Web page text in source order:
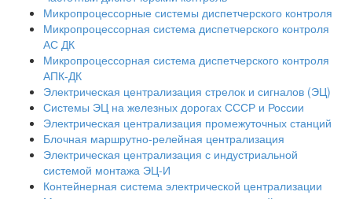
Микропроцессорные системы диспетчерского контроля
Микропроцессорная система диспетчерского контроля
АС ДК
Микропроцессорная система диспетчерского контроля
АПК-ДК
Электрическая централизация стрелок и сигналов (ЭЦ)
Системы ЭЦ на железных дорогах СССР и России
Электрическая централизация промежуточных станций
Блочная маршрутно-релейная централизация
Электрическая централизация с индустриальной
системой монтажа ЭЦ-И
Контейнерная система электрической централизации